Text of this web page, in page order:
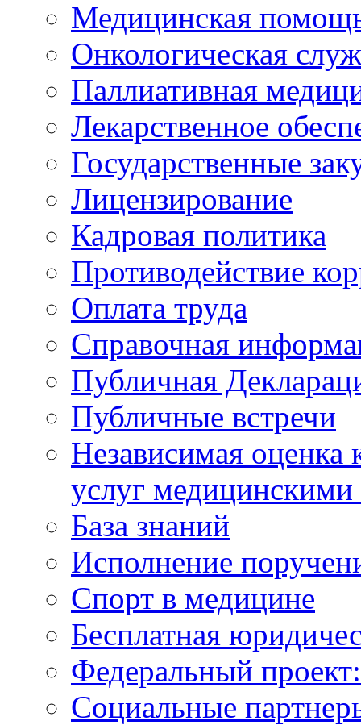
Медицинская
Онкологическая
Паллиативная
Лекарственное
Государственные
Лицензирование
Кадровая политика
Противодействие
Оплата труда
Справочная
Публичная
Публичные встречи
Независимая оценка
услуг
База знаний
Исполнение
Спорт в медицине
Бесплатная
Федеральный
Социальные